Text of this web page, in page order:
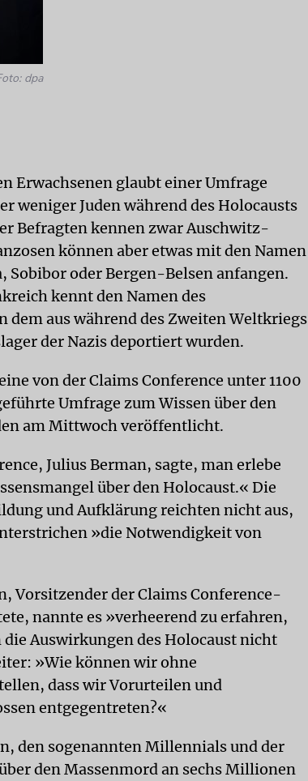
dpa
Erwachsenen glaubt einer Umfrage
weniger Juden während des Holocausts
Befragten kennen zwar Auschwitz-
können aber etwas mit den Namen
Sobibor oder Bergen-Belsen anfangen.
kennt den Namen des
aus während des Zweiten Weltkriegs
der Nazis deportiert wurden.
von der Claims Conference unter 1100
Umfrage zum Wissen über den
am Mittwoch veröffentlicht.
Julius Berman, sagte, man erlebe
über den Holocaust.« Die
und Aufklärung reichten nicht aus,
»die Notwendigkeit von
Vorsitzender der Claims Conference-
nannte es »verheerend zu erfahren,
Auswirkungen des Holocaust nicht
»Wie können wir ohne
dass wir Vorurteilen und
entgegentreten?«
den sogenannten Millennials und der
den Massenmord an sechs Millionen